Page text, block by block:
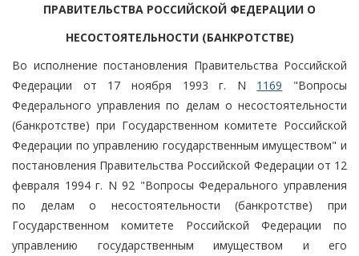
ПРАВИТЕЛЬСТВА РОССИЙСКОЙ ФЕДЕРАЦИИ О
НЕСОСТОЯТЕЛЬНОСТИ (БАНКРОТСТВЕ)
Во исполнение постановления Правительства Российской
Федерации от 17 ноября 1993 г. N 1169 "Вопросы
Федерального управления по делам о несостоятельности
(банкротстве) при Государственном комитете Российской
Федерации по управлению государственным имуществом" и
постановления Правительства Российской Федерации от 12
февраля 1994 г. N 92 "Вопросы Федерального управления
по делам о несостоятельности (банкротстве) при
Государственном комитете Российской Федерации по
управлению государственным имуществом и его